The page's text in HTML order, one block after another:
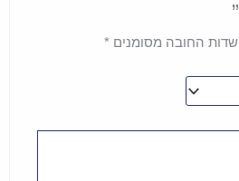
שדות החובה מסומנים *